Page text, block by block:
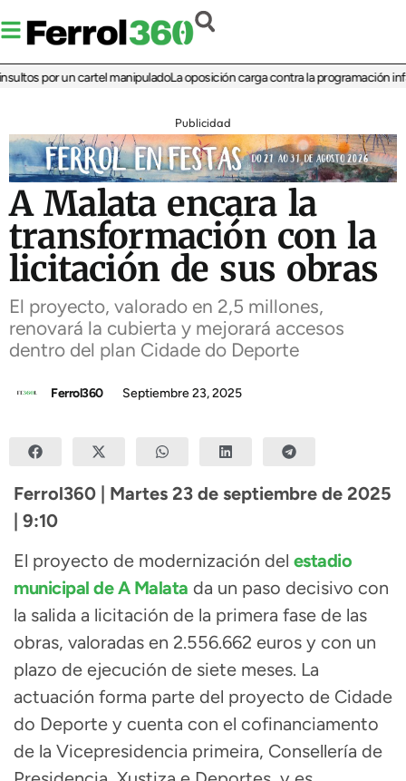
por un cartel manipuladoLa oposición carga contra la programación
Publicidad
A Malata encara la
transformación con la
licitación de sus obras
El proyecto, valorado en 2,5 millones,
renovará la cubierta y mejorará accesos
dentro del plan Cidade do Deporte
Ferrol360 Septiembre 23, 2025
Ferrol360 | Martes 23 de septiembre de 2025
| 9:10
El proyecto de modernización del estadio
municipal de A Malata da un paso decisivo con
la salida a licitación de la primera fase de las
obras, valoradas en 2.556.662 euros y con un
plazo de ejecución de siete meses. La
actuación forma parte del proyecto de Cidade
do Deporte y cuenta con el cofinanciamento
de la Vicepresidencia primeira, Consellería de